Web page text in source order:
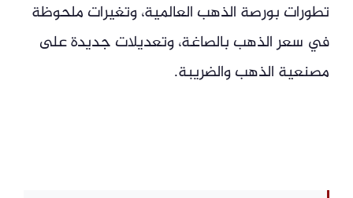
تطورات بورصة الذهب العالمية، وتغيرات ملحوظة
في سعر الذهب بالصاغة، وتعديلات جديدة على
مصنعية الذهب والضريبة.